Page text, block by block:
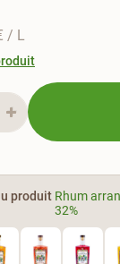
/ L
produit Rhum
32%